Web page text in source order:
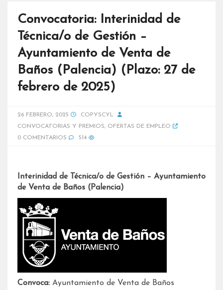
Convocatoria: Interinidad de
Técnica/o de Gestión –
Ayuntamiento de Venta de
Baños (Palencia) (Plazo: 27 de
febrero de 2025)
26 FEBRERO, 2025
COPYSCYL
CONVOCATORIAS Y PREMIOS, OFERTAS DE EMPLEO
0 COMENTARIOS
514
Interinidad de Técnica/o de Gestión – Ayuntamiento
de Venta de Baños (Palencia)
Convoca: Ayuntamiento de Venta de Baños